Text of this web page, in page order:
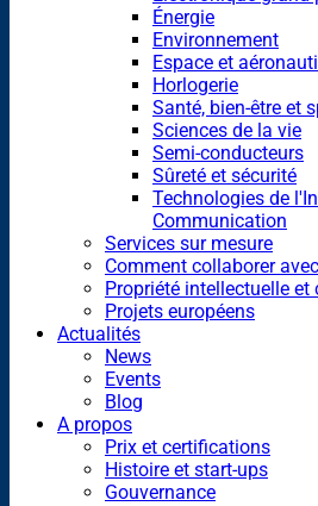
Énergie
Environnement
Espace et
Horlogerie
Santé, bien-être et
Sciences de la vie
Semi-conducteurs
Sûreté et sécurité
Technologies de
Communication
Services sur mesure
Comment collaborer
Propriété intellectuelle
Projets européens
Actualités
News
Events
Blog
A propos
Prix et certifications
Histoire et start-ups
Gouvernance